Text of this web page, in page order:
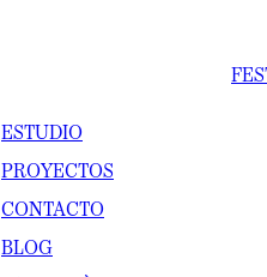
ESTUDIO
PROYECTOS
CONTACTO
BLOG